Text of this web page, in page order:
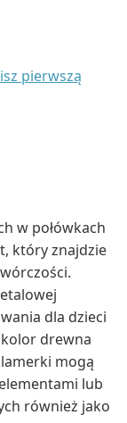
pierwszą
w połówkach
który znajdzie
dla dzieci
drewna
mogą
lub
również jako